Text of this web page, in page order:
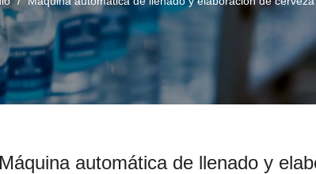
Máquina automática de llenado y